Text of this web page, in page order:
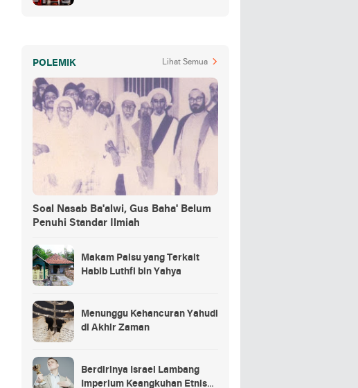
POLEMIK Lihat Semua
Soal Nasab Ba'alwi, Gus Baha' Belum
Penuhi Standar Ilmiah
Makam Palsu yang Terkait
Habib Luthfi bin Yahya
Menunggu Kehancuran Yahudi
di Akhir Zaman
Berdirinya Israel Lambang
Imperium Keangkuhan Etnis